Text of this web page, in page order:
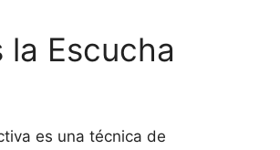
la Escucha
es una técnica de